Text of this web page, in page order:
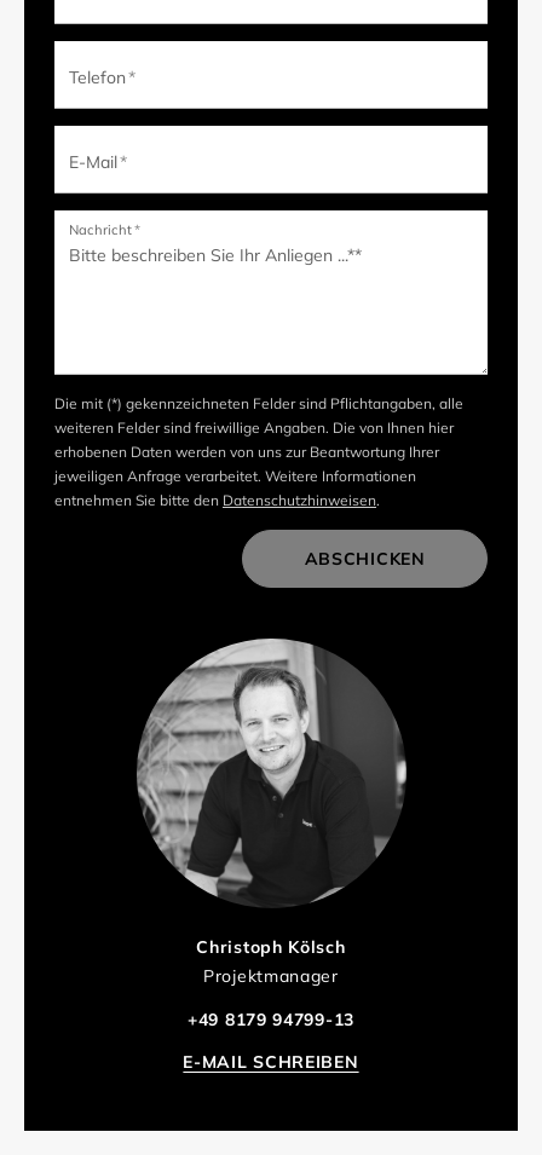
Christoph Kölsch
Projektmanager
+49 8179 94799-13
E-MAIL SCHREIBEN
Telefon*
E-Mail*
Nachricht*
Die mit (*) gekennzeichneten Felder sind Pflichtangaben, alle
weiteren Felder sind freiwillige Angaben. Die von Ihnen hier
erhobenen Daten werden von uns zur Beantwortung Ihrer
jeweiligen Anfrage verarbeitet. Weitere Informationen
entnehmen Sie bitte den Datenschutzhinweisen.
ABSCHICKEN